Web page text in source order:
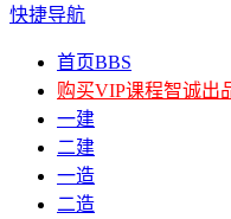
快捷导航
首页BBS
购买VIP课程智诚出
一建
二建
一造
二造